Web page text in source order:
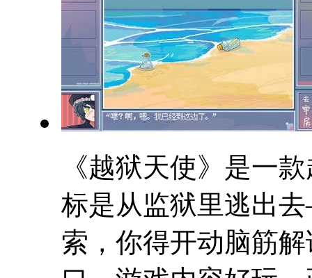
《越狱天使》是一
标是从监狱里逃出
索，你得开动脑筋